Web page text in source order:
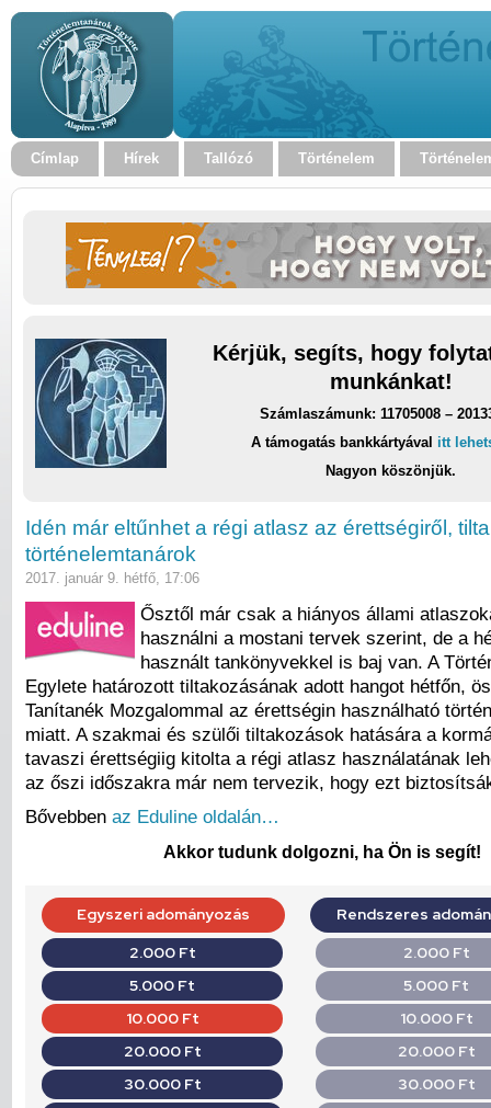
Címlap Hírek Tallózó Történelem
Kérjük, segíts, hogy
munkánkat!
Számlaszámunk: 11705008 –
A támogatás bankkártyával itt
Nagyon köszönjük.
Idén már eltűnhet a régi atlasz az érettségiről,
történelemtanárok
2017. január 9. hétfő, 17:06
Ősztől már csak a hiányos állami
használni a mostani tervek szerint, de a
használt tankönyvekkel is baj van. A
Egylete határozott tiltakozásának adott hangot hétfőn,
Tanítanék Mozgalommal az érettségin használható
miatt. A szakmai és szülői tiltakozások hatására a
tavaszi érettségiig kitolta a régi atlasz használatának
az őszi időszakra már nem tervezik, hogy ezt
Bővebben az Eduline oldalán…
Akkor tudunk dolgozni, ha Ön is segít!